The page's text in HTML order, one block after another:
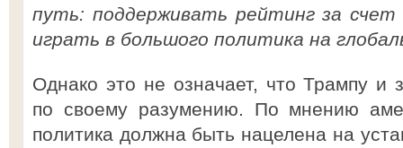
путь: поддерживать рейтинг за
играть в большого политика на
Однако это не означает, что Трампу и
по своему разумению. По мнению
политика должна быть нацелена на